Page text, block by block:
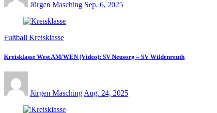
Jürgen Masching Sep. 6, 2025
Fußball Kreisklasse
Kreisklasse West AM/WEN (Video): SV Neusorg – SV Wildenreuth
Jürgen Masching Aug. 24, 2025